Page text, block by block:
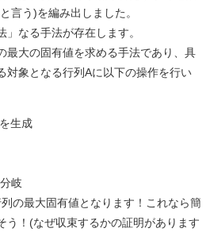
言う)を編み出しました。
なる手法が存在します。
最大の固有値を求める手法であり、具
対象となる行列Aに以下の操作を行い
生成
岐
の最大固有値となります！これなら簡
う！(なぜ収束するかの証明があります